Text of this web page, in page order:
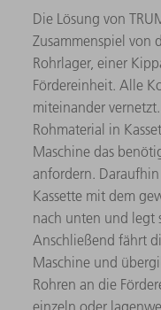
Die Lösung von
Zusammenspiel von
Rohrlager, einer
Fördereinheit. Alle
miteinander
Rohmaterial in
Maschine das
anfordern.
Kassette mit dem
nach unten und legt
Anschließend fährt
Maschine und
Rohren an die
einzeln oder